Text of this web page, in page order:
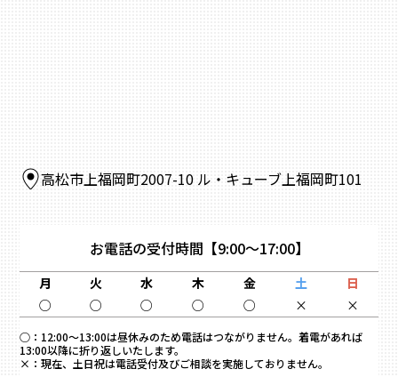
高松市上福岡町2007-10 ル・キューブ上福岡町101
お電話の受付時間 【9:00～17:00】
月 火 水 木 金 土
日
○
○ ○ ○ ○ × ×
○： 12:00～13:00は昼休みのため電話はつながりません。着電があれば
13:00以降に折り返しいたします。
×： 現在、土日祝は電話受付及びご相談を実施しておりません。